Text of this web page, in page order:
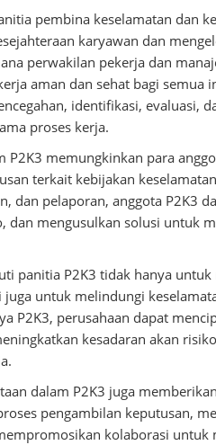
pembina keselamatan dan
karyawan dan
perwakilan pekerja dan
aman dan sehat bagi semua
identifikasi, evaluasi,
proses kerja.
P2K3 memungkinkan para
terkait kebijakan
dan pelaporan, anggota P2K3
dan mengusulkan solusi untuk
panitia P2K3 tidak hanya
juga untuk melindungi
P2K3, perusahaan dapat
kesadaran akan
dalam P2K3 juga
pengambilan keputusan,
kolaborasi